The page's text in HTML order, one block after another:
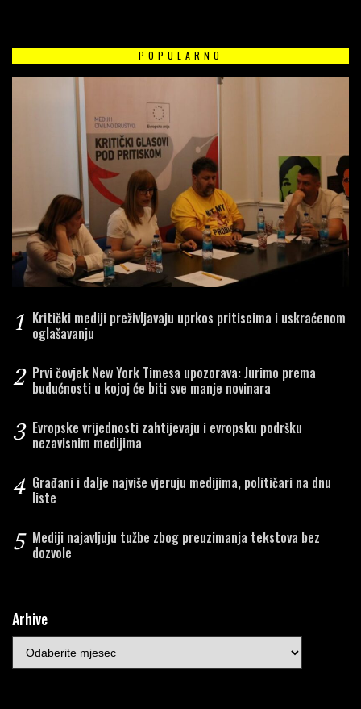
POPULARNO
1 Kritički mediji preživljavaju uprkos pritiscima i uskraćenom
oglašavanju
2 Prvi čovjek New York Timesa upozorava: Jurimo prema
budućnosti u kojoj će biti sve manje novinara
3 Evropske vrijednosti zahtijevaju i evropsku podršku
nezavisnim medijima
4 Građani i dalje najviše vjeruju medijima, političari na dnu
liste
5 Mediji najavljuju tužbe zbog preuzimanja tekstova bez
dozvole
Arhive